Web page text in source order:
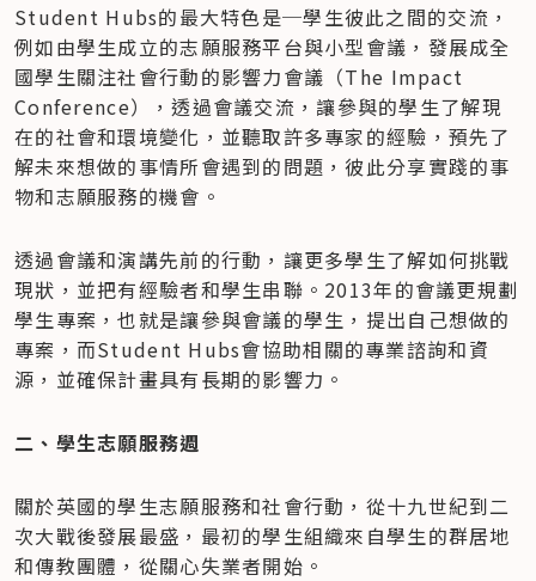
Student Hubs的最大特色是─學生彼此之間的交流，
例如由學生成立的志願服務平台與小型會議，發展成全
國學生關注社會行動的影響力會議（The Impact
Conference），透過會議交流，讓參與的學生了解現
在的社會和環境變化，並聽取許多專家的經驗，預先了
解未來想做的事情所會遇到的問題，彼此分享實踐的事
物和志願服務的機會。
透過會議和演講先前的行動，讓更多學生了解如何挑戰
現狀，並把有經驗者和學生串聯。2013年的會議更規劃
學生專案，也就是讓參與會議的學生，提出自己想做的
專案，而Student Hubs會協助相關的專業諮詢和資
源，並確保計畫具有長期的影響力。
二、學生志願服務週
關於英國的學生志願服務和社會行動，從十九世紀到二
次大戰後發展最盛，最初的學生組織來自學生的群居地
和傳教團體，從關心失業者開始。